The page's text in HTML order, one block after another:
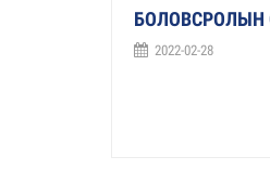
БОЛОВСРОЛЫН
2022-02-28